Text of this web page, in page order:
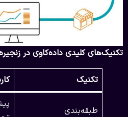
تکنیک‌های کلیدی داده‌کاوی در
تکنیک
طبقه‌بندی